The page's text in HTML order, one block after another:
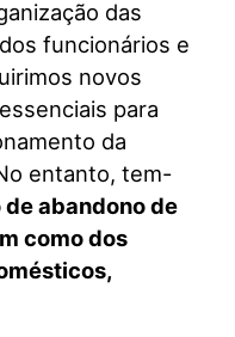
das
funcionários e
novos
para
da
entanto, tem-
abandono de
como dos